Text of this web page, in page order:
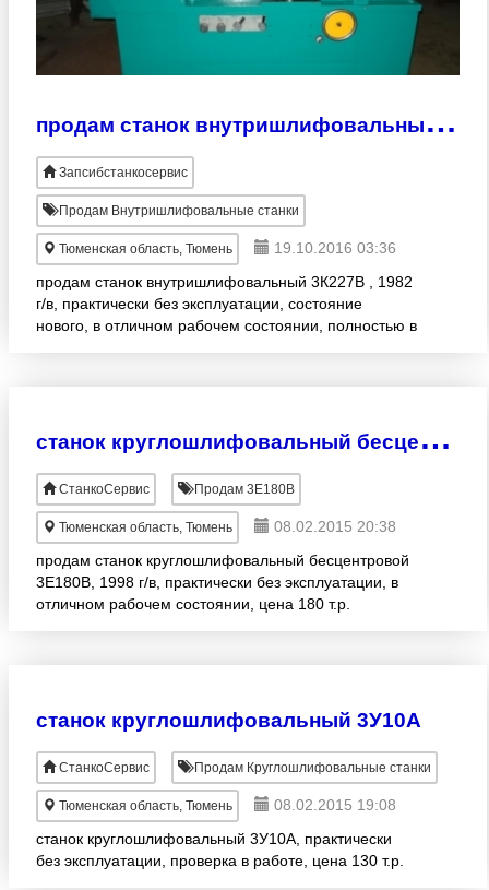
п
родам станок внутришлифовальный 3К227В
Запсибстанкосервис
Продам Внутришлифовальные станки
Тюменская область, Тюмень
19.10.2016 03:36
продам станок внутришлифовальный 3К227В , 1982
г/в, практически без эксплуатации, состояние
нового, в отличном рабочем состоянии, полностью в
с
танок круглошлифовальный бесцентровой 3Е180В
СтанкоСервис Продам 3Е180В
Тюменская область, Тюмень
08.02.2015 20:38
продам станок круглошлифовальный бесцентровой
3Е180В, 1998 г/в, практически без эксплуатации, в
отличном рабочем состоянии, цена 180 т.р.
станок круглошлифовальный 3У10А
СтанкоСервис Продам Круглошлифовальные станки
Тюменская область, Тюмень
08.02.2015 19:08
станок круглошлифовальный 3У10А, практически
без эксплуатации, проверка в работе, цена 130 т.р.